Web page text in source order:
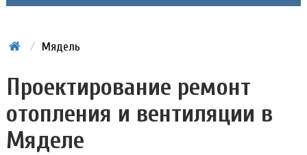
/ Мядель
Проектирование ремонт
отопления и вентиляции в
Мяделе